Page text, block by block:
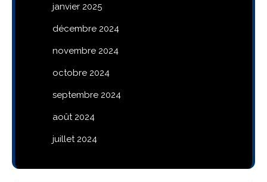
janvier 2025
décembre 2024
novembre 2024
octobre 2024
septembre 2024
août 2024
juillet 2024